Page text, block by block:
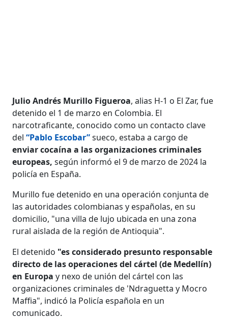
Julio Andrés Murillo Figueroa, alias H-1 o El Zar, fue
detenido el 1 de marzo en Colombia. El
narcotraficante, conocido como un contacto clave
del “Pablo Escobar”sueco, estaba a cargo de
enviar cocaína a las organizaciones criminales
europeas, según informó el 9 de marzo de 2024 la
policía en España.
Murillo fue detenido en una operación conjunta de
las autoridades colombianas y españolas, en su
domicilio, "una villa de lujo ubicada en una zona
rural aislada de la región de Antioquia".
El detenido "es considerado presunto responsable
directo de las operaciones del cártel (de Medellín)
en Europa y nexo de unión del cártel con las
organizaciones criminales de 'Ndraguetta y Mocro
Maffia", indicó la Policía española en un
comunicado.